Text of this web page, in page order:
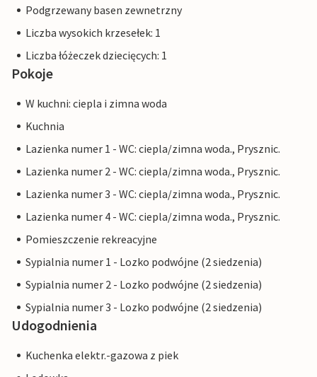
Podgrzewany basen zewnetrzny
Liczba wysokich krzesełek: 1
Liczba łóżeczek dziecięcych: 1
Pokoje
W kuchni: ciepla i zimna woda
Kuchnia
Lazienka numer 1 - WC: ciepla/zimna woda., Prysznic.
Lazienka numer 2 - WC: ciepla/zimna woda., Prysznic.
Lazienka numer 3 - WC: ciepla/zimna woda., Prysznic.
Lazienka numer 4 - WC: ciepla/zimna woda., Prysznic.
Pomieszczenie rekreacyjne
Sypialnia numer 1 - Lozko podwójne (2 siedzenia)
Sypialnia numer 2 - Lozko podwójne (2 siedzenia)
Sypialnia numer 3 - Lozko podwójne (2 siedzenia)
Udogodnienia
Kuchenka elektr.-gazowa z piek